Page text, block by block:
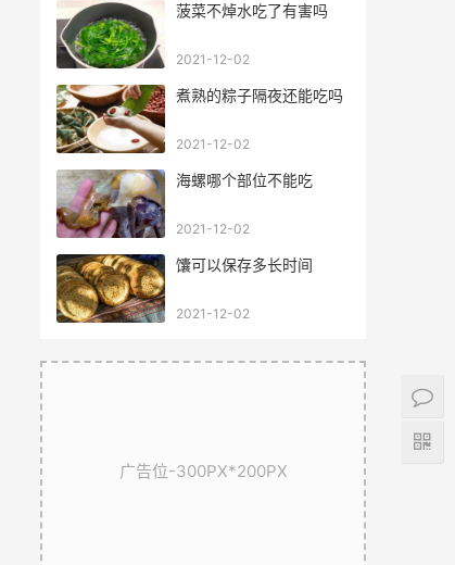
菠菜不焯水吃了有害吗
2021-12-02
煮熟的粽子隔夜还能吃吗
2021-12-02
海螺哪个部位不能吃
2021-12-02
馕可以保存多长时间
2021-12-02
广告位-300PX*200PX